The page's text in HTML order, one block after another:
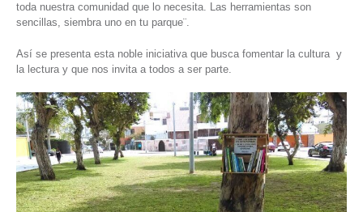
toda nuestra comunidad que lo necesita. Las herramientas son
sencillas, siembra uno en tu parque¨.
Así se presenta esta noble iniciativa que busca fomentar la cultura y
la lectura y que nos invita a todos a ser parte.